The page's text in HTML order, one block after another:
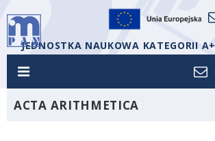
JEDNOSTKA NAUKOWA KATEGORII A+
ACTA ARITHMETICA